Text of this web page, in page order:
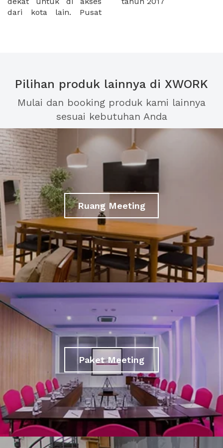
dari kota lain. Pusat
Pilihan produk lainnya di XWORK
Mulai dan booking produk kami lainnya
sesuai kebutuhan Anda
Ruang Meeting
Paket Meeting